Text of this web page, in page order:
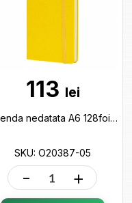
113 lei
Agenda nedatata A6 128foi Namib (cu elastic) galben O20387-05
SKU: O20387-05
- +